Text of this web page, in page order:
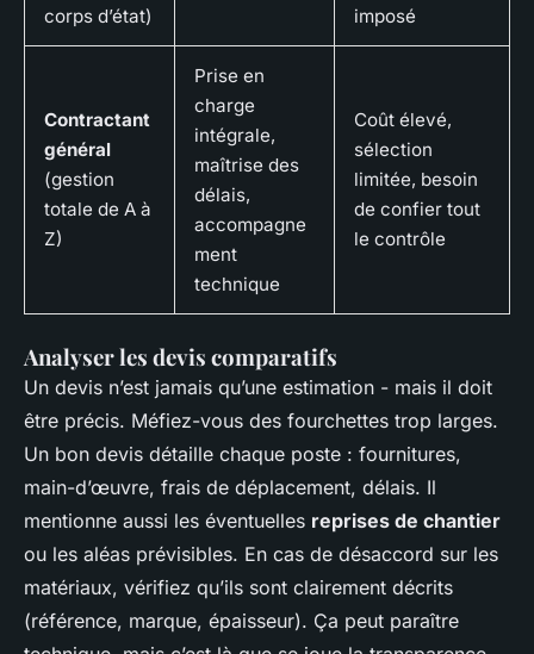
corps d’état)
imposé
Contractant
général
(gestion
totale de A à
Z)
Prise en
charge
intégrale,
maîtrise des
délais,
accompagne
ment
technique
Coût élevé,
sélection
limitée, besoin
de confier tout
le contrôle
Analyser les devis comparatifs
Un devis n’est jamais qu’une estimation - mais il doit
être précis. Méfiez-vous des fourchettes trop larges.
Un bon devis détaille chaque poste : fournitures,
main-d’œuvre, frais de déplacement, délais. Il
mentionne aussi les éventuelles reprises de chantier
ou les aléas prévisibles. En cas de désaccord sur les
matériaux, vérifiez qu’ils sont clairement décrits
(référence, marque, épaisseur). Ça peut paraître